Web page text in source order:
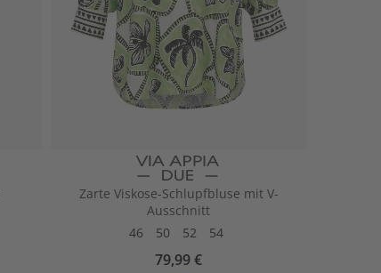
Zarte Viskose-Schlupfbluse mit V-
Ausschnitt
46
50 52 54
79,99 €